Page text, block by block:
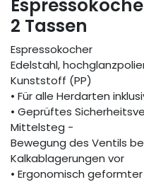
2 Tassen
Espressokocher
Edelstahl,
Kunststoff (PP)
• Für alle Herdarten
• Geprüftes
Mittelsteg -
Bewegung des Ventils
Kalkablagerungen vor
• Ergonomisch